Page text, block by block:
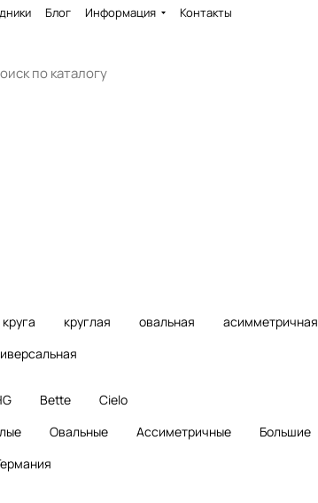
Блог Информация Контакты
круглая овальная асимметричная
Bette
Cielo
Овальные Ассиметричные Большие